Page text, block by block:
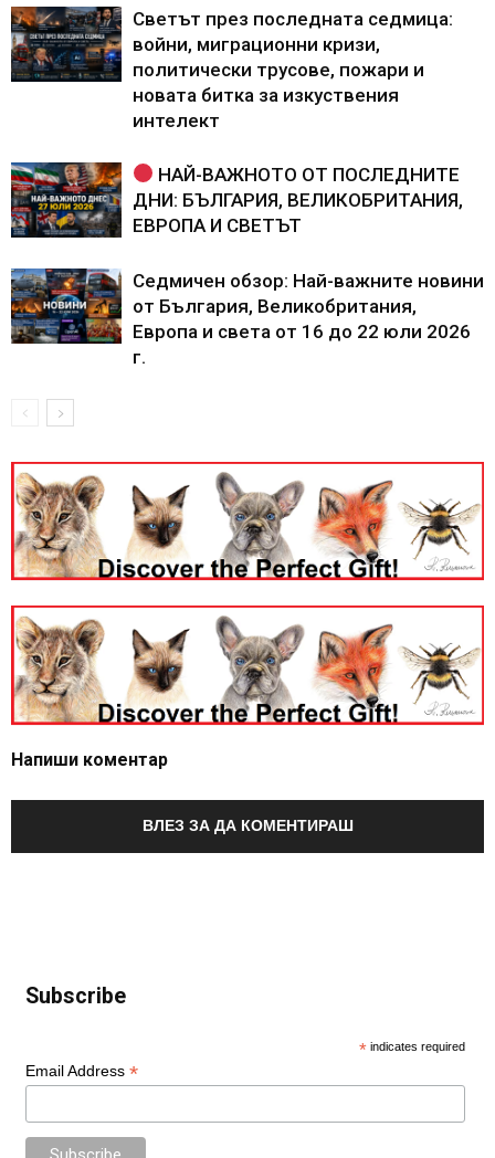
Светът през последната седмица:
войни, миграционни кризи,
политически трусове, пожари и
новата битка за изкуствения
интелект
НАЙ-ВАЖНОТО ОТ ПОСЛЕДНИТЕ
ДНИ: БЪЛГАРИЯ, ВЕЛИКОБРИТАНИЯ,
ЕВРОПА И СВЕТЪТ
Седмичен обзор: Най-важните новини
от България, Великобритания,
Европа и света от 16 до 22 юли 2026
г.
Напиши коментар
ВЛЕЗ ЗА ДА КОМЕНТИРАШ
Subscribe
* indicates required
Email Address *